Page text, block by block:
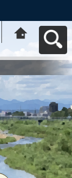
動応援ｻｲﾄ はち
コミねっとへ戻